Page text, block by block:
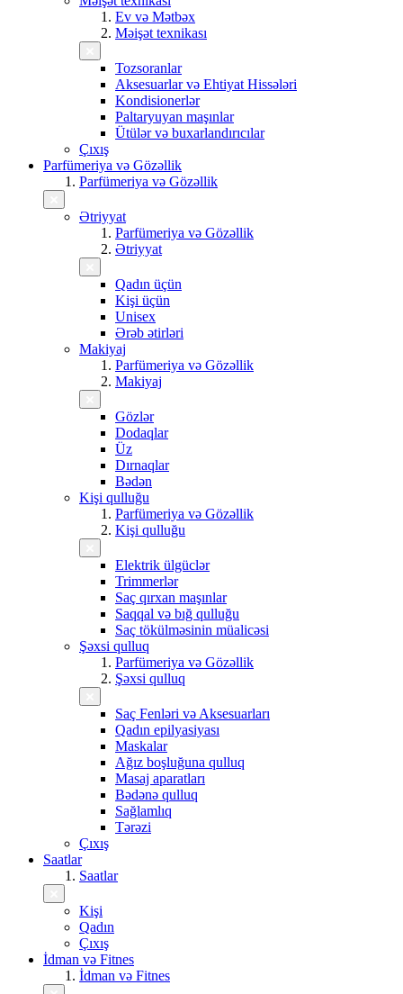
Ev və Mətbəx
Məişət texnikası
Tozsoranlar
Aksesuarlar və Ehtiyat Hissələri
Kondisionerlər
Paltaryuyan maşınlar
Ütülər və buxarlandırıcılar
Çıxış
Parfümeriya və Gözəllik
Parfümeriya və Gözəllik
Ətriyyat
Parfümeriya və Gözəllik
Ətriyyat
Qadın üçün
Kişi üçün
Unisex
Ərəb ətirləri
Makiyaj
Parfümeriya və Gözəllik
Makiyaj
Gözlər
Dodaqlar
Üz
Dırnaqlar
Bədən
Kişi qulluğu
Parfümeriya və Gözəllik
Kişi qulluğu
Elektrik ülgüclər
Trimmerlər
Saç qırxan maşınlar
Saqqal və bığ qulluğu
Saç tökülməsinin müalicəsi
Şəxsi qulluq
Parfümeriya və Gözəllik
Şəxsi qulluq
Saç Fenləri və Aksesuarları
Qadın epilyasiyası
Maskalar
Ağız boşluğuna qulluq
Masaj aparatları
Bədənə qulluq
Sağlamlıq
Tərəzi
Çıxış
Saatlar
Saatlar
Kişi
Qadın
Çıxış
İdman və Fitnes
İdman və Fitnes